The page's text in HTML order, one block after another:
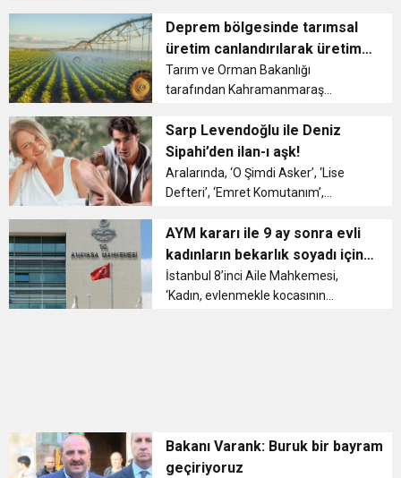
buluşturdu
11:36 Hareketsiz yaşam diyabete neden oluyor
11:32 Dr. Öcük, karın germe estetiği ile ilgili bilgi verdi
10:45 Terör Örgütüne MİT’ten Darbe!
hizmet modelleriyle destek
olduklarını belirterek, engelli
bireylerin öncelikle aile yanında
destekl...
Deprem bölgesinde tarımsal
üretim canlandırılarak üretim
sürdürülebilir hale getirilecek
Tarım ve Orman Bakanlığı
tarafından Kahramanmaraş
bölgelerde yapılan çalışmalar
çerçevesinde, Çiftçi Kayıt Sistemi’ne
(ÇKS) kayıtlı çiftçiler için 2022
üretim yılı mazo...
Sarp Levendoğlu ile Deniz
Sipahi’den ilan-ı aşk!
Aralarında, ‘O Şimdi Asker’, ‘Lise
Defteri’, ‘Emret Komutanım’,
gibi yapımların da bulunduğu pek
çok ...
AYM kararı ile 9 ay sonra evli
kadınların bekarlık soyadı için
dava açmalarına gerek
kalmayacak
İstanbul 8’inci Aile Mahkemesi,
‘Kadın, evlenmekle kocasının
Bakanı Varank: Buruk bir bayram
geçiriyoruz